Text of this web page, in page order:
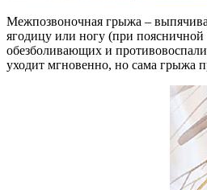
Межпозвоночная грыжа –
ягодицу или ногу (при
обезболивающих и
уходит мгновенно, но сама грыжа